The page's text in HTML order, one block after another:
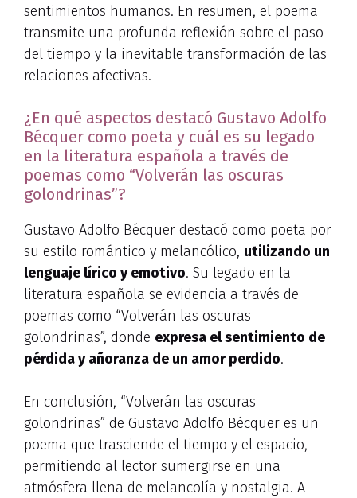
sentimientos humanos. En resumen, el poema
transmite una profunda reflexión sobre el paso
del tiempo y la inevitable transformación de las
relaciones afectivas.
¿En qué aspectos destacó Gustavo Adolfo
Bécquer como poeta y cuál es su legado
en la literatura española a través de
poemas como “Volverán las oscuras
golondrinas”?
Gustavo Adolfo Bécquer destacó como poeta por
su estilo romántico y melancólico, utilizando un
lenguaje lírico y emotivo. Su legado en la
literatura española se evidencia a través de
poemas como “Volverán las oscuras
golondrinas”, donde expresa el sentimiento de
pérdida y añoranza de un amor perdido.
En conclusión, “Volverán las oscuras
golondrinas” de Gustavo Adolfo Bécquer es un
poema que trasciende el tiempo y el espacio,
permitiendo al lector sumergirse en una
atmósfera llena de melancolía y nostalgia. A